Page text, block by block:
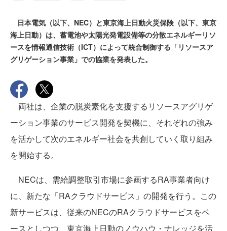
日本電気（以下、NEC）と東京海上日動火災保険（以下、東京
海上日動）は、蓄電池や太陽光発電設備等の分散エネルギーリソ
ースを情報通信技術（ICT）によって統合制御する「リソースア
グリゲーション事業」での協業を発表した。
両社は、企業の脱炭素化を支援するリソースアグリゲ
ーション事業のサービス開発を契機に、それぞれの強み
を活かして次のエネルギー社会を共創していく取り組み
を開始する。
NECは、需給調整取引市場に参画するRA事業者向け
に、新たな「RAクラウドサービス」の開発を行う。この
新サービスは、従来のNECのRAクラウドサービスをベ
ースとしつつ、東京海上日動のノウハウ・ナレッジを活